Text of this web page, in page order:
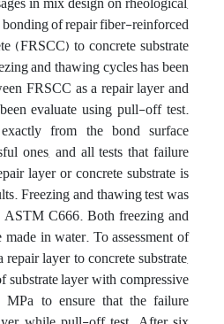
of repair fiber-reinforced
(FRSCC) to concrete substrate
and thawing cycles has been
FRSCC as a repair layer and
evaluate using pull-off test.
from the bond surface
ones, and all tests that failure
layer or concrete substrate is
Freezing and thawing test was
C666. Both freezing and
in water. To assessment of
layer to concrete substrate,
substrate layer with compressive
to ensure that the failure